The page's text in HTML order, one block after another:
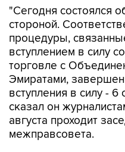
"Сегодня состоялся
стороной.
процедуры,
вступлением в силу
торговле с
Эмиратами,
вступления в силу -
сказал он
августа проходит
межправсовета.